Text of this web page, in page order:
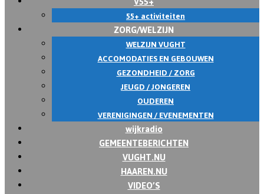
55+ activiteiten
ZORG/WELZIJN
WELZIJN VUGHT
ACCOMODATIES EN GEBOUWEN
GEZONDHEID / ZORG
JEUGD / JONGEREN
OUDEREN
VERENIGINGEN / EVENEMENTEN
wijkradio
GEMEENTEBERICHTEN
VUGHT.NU
HAAREN.NU
VIDEO’S